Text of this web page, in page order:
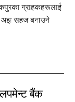
ग्राहकहरूलाई
अझ सहज बनाउने
बैंक